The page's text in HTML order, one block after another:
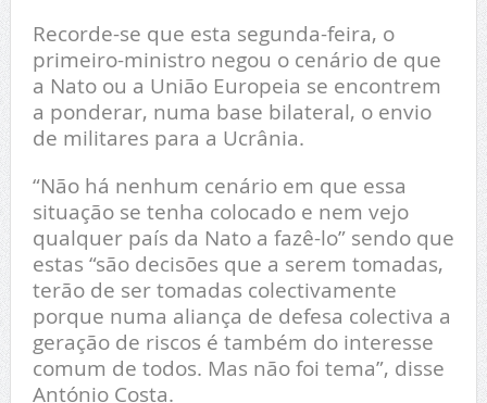
Recorde-se que esta segunda-feira, o
primeiro-ministro negou o cenário de que
a Nato ou a União Europeia se encontrem
a ponderar, numa base bilateral, o envio
de militares para a Ucrânia.
“Não há nenhum cenário em que essa
situação se tenha colocado e nem vejo
qualquer país da Nato a fazê-lo” sendo que
estas “são decisões que a serem tomadas,
terão de ser tomadas colectivamente
porque numa aliança de defesa colectiva a
geração de riscos é também do interesse
comum de todos. Mas não foi tema”, disse
António Costa.